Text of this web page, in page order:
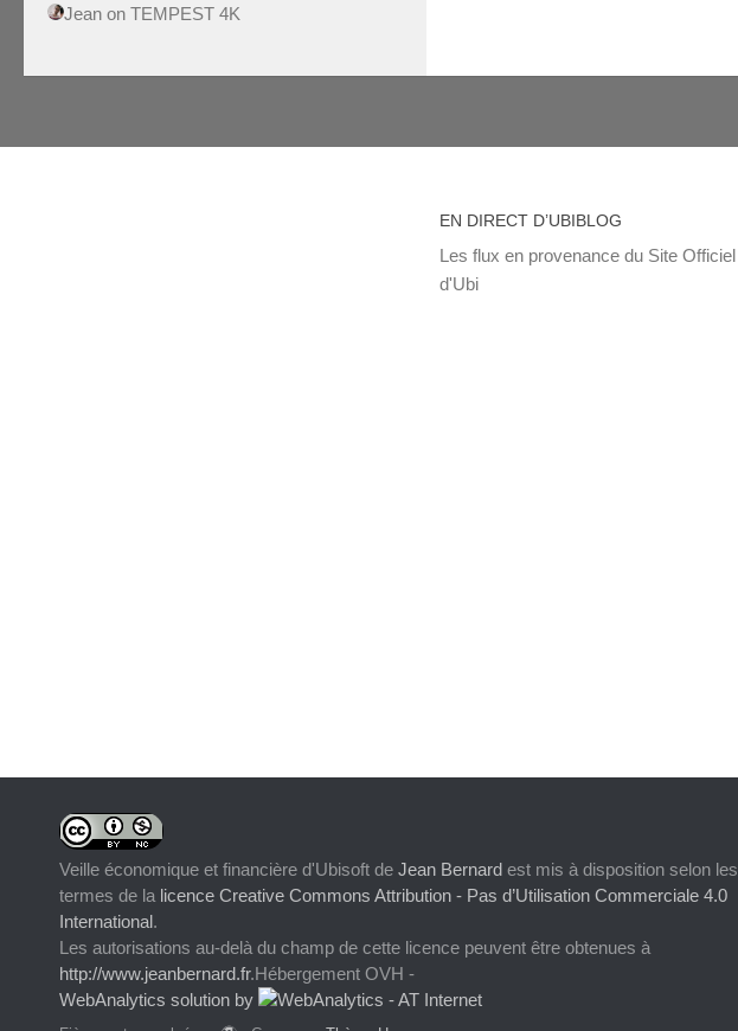
Jean on TEMPEST 4K
EN DIRECT D’UBIBLOG
Les flux en provenance du Site Officiel
d'Ubi
Veille économique et financière d'Ubisoft de Jean Bernard est mis à disposition selon les
termes de la licence Creative Commons Attribution - Pas d’Utilisation Commerciale 4.0
International.
Les autorisations au-delà du champ de cette licence peuvent être obtenues à
http://www.jeanbernard.fr.Hébergement OVH -
WebAnalytics solution by